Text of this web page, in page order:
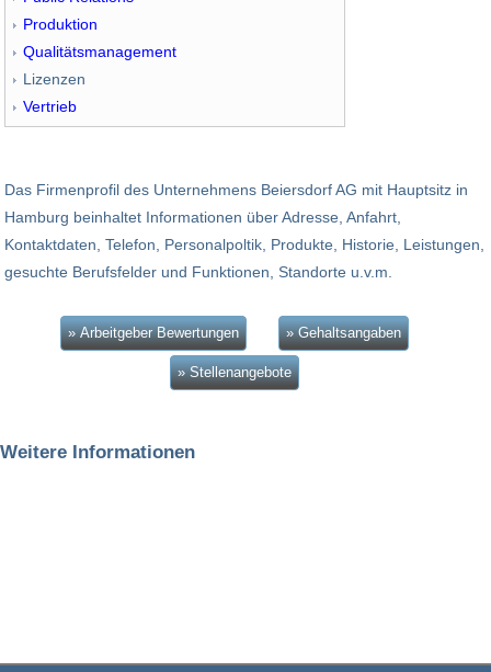
Produktion
Qualitätsmanagement
Lizenzen
Vertrieb
Das Firmenprofil des Unternehmens Beiersdorf AG mit Hauptsitz in
Hamburg beinhaltet Informationen über Adresse, Anfahrt,
Kontaktdaten, Telefon, Personalpoltik, Produkte, Historie, Leistungen,
gesuchte Berufsfelder und Funktionen, Standorte u.v.m.
» Arbeitgeber Bewertungen » Gehaltsangaben
» Stellenangebote
Weitere Informationen